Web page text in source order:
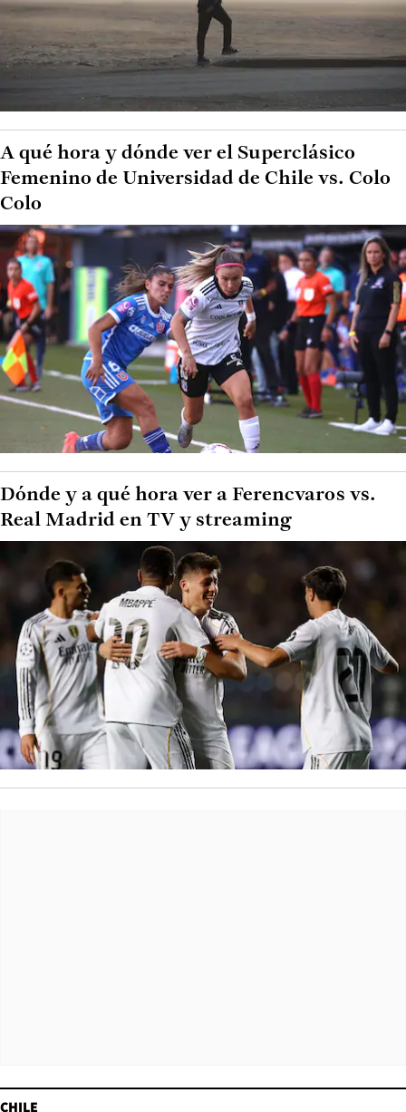
A qué hora y dónde ver el Superclásico
Femenino de Universidad de Chile vs. Colo
Colo
Dónde y a qué hora ver a Ferencvaros vs.
Real Madrid en TV y streaming
CHILE